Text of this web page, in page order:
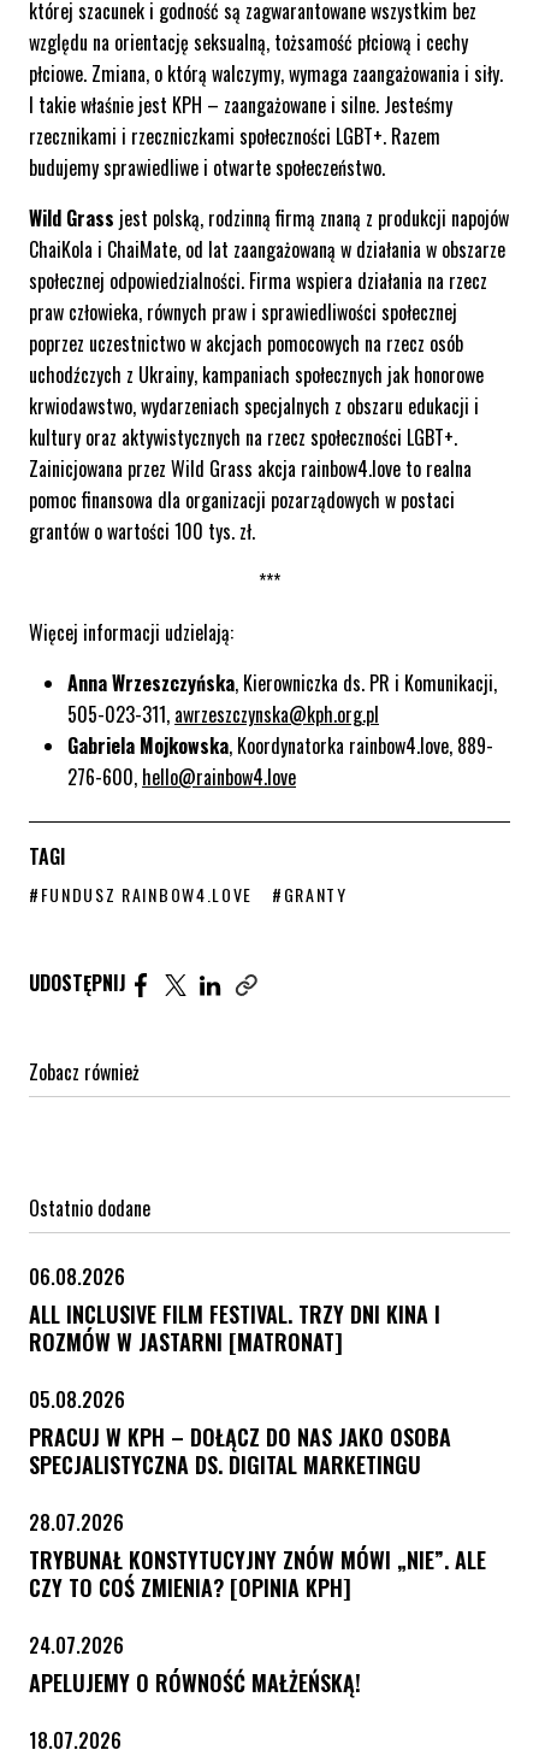
której szacunek i godność są zagwarantowane wszystkim bez
względu na orientację seksualną, tożsamość płciową i cechy
płciowe. Zmiana, o którą walczymy, wymaga zaangażowania i siły.
I takie właśnie jest KPH – zaangażowane i silne. Jesteśmy
rzecznikami i rzeczniczkami społeczności LGBT+. Razem
budujemy sprawiedliwe i otwarte społeczeństwo.
Wild Grass jest polską, rodzinną firmą znaną z produkcji napojów
ChaiKola i ChaiMate, od lat zaangażowaną w działania w obszarze
społecznej odpowiedzialności. Firma wspiera działania na rzecz
praw człowieka, równych praw i sprawiedliwości społecznej
poprzez uczestnictwo w akcjach pomocowych na rzecz osób
uchodźczych z Ukrainy, kampaniach społecznych jak honorowe
krwiodawstwo, wydarzeniach specjalnych z obszaru edukacji i
kultury oraz aktywistycznych na rzecz społeczności LGBT+.
Zainicjowana przez Wild Grass akcja rainbow4.love to realna
pomoc finansowa dla organizacji pozarządowych w postaci
grantów o wartości 100 tys. zł.
***
Więcej informacji udzielają:
Anna Wrzeszczyńska, Kierowniczka ds. PR i Komunikacji,
505-023-311, awrzeszczynska@kph.org.pl
Gabriela Mojkowska, Koordynatorka rainbow4.love, 889-
276-600, hello@rainbow4.love
TAGI
STRONA TAGU WPISÓW
#FUNDUSZ RAINBOW4.LOVE STRONA TAGU WPISÓW
#GRANTY
UDOSTĘPNIJ Udostępnij artykuł na Facebook. Strona otwiera się
Udostępnij artykuł na Twitter. Strona otwiera
Udostępnij artykuł na Linkedin. Strona
Zobacz również
Ostatnio dodane
06.08.2026
ALL INCLUSIVE FILM FESTIVAL. TRZY DNI KINA I
ROZMÓW W JASTARNI [MATRONAT]
05.08.2026
PRACUJ W KPH – DOŁĄCZ DO NAS JAKO OSOBA
SPECJALISTYCZNA DS. DIGITAL MARKETINGU
28.07.2026
TRYBUNAŁ KONSTYTUCYJNY ZNÓW MÓWI „NIE”. ALE
CZY TO COŚ ZMIENIA? [OPINIA KPH]
24.07.2026
APELUJEMY O RÓWNOŚĆ MAŁŻEŃSKĄ!
18.07.2026